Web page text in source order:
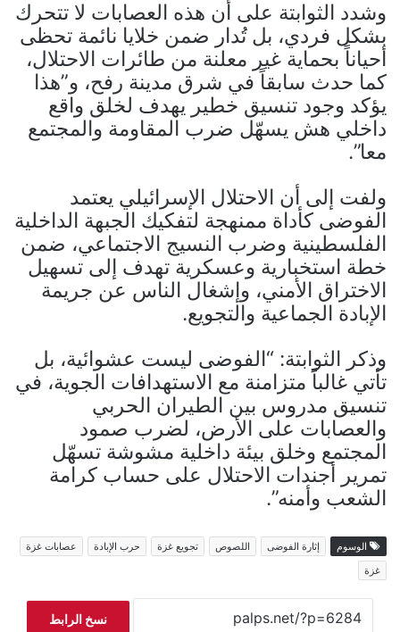
وشدد الثوابتة على أن هذه العصابات لا تتحرك
بشكل فردي، بل تُدار ضمن خلايا نائمة تحظى
أحياناً بحماية غير معلنة من طائرات الاحتلال،
كما حدث سابقاً في شرق مدينة رفح، و”هذا
يؤكد وجود تنسيق خطير يهدف لخلق واقع
داخلي هش يسهّل ضرب المقاومة والمجتمع
معا”.
ولفت إلى أن الاحتلال الإسرائيلي يعتمد
الفوضى كأداة ممنهجة لتفكيك الجبهة الداخلية
الفلسطينية وضرب النسيج الاجتماعي، ضمن
خطة استخبارية وعسكرية تهدف إلى تسهيل
الاختراق الأمني، وإشغال الناس عن جريمة
الإبادة الجماعية والتجويع.
وذكر الثوابتة: “الفوضى ليست عشوائية، بل
تأتي غالباً متزامنة مع الاستهدافات الجوية، في
تنسيق مدروس بين الطيران الحربي
والعصابات على الأرض، لضرب صمود
المجتمع وخلق بيئة داخلية مشوشة تسهّل
تمرير أجندات الاحتلال على حساب كرامة
الشعب وأمنه”.
الوسوم إثارة الفوضى اللصوص تجويع غزة حرب الإبادة
عصابات غزة
غزة
نسخ الرابط